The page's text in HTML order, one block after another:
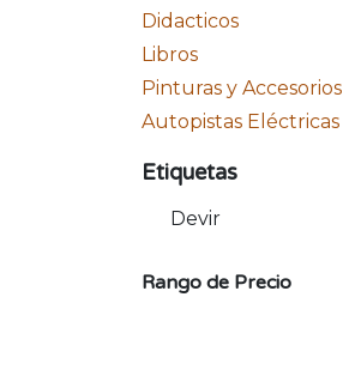
Didacticos
Libros
Pinturas y Accesorios
Autopistas Eléctricas
Etiquetas
Devir
Rango de Precio